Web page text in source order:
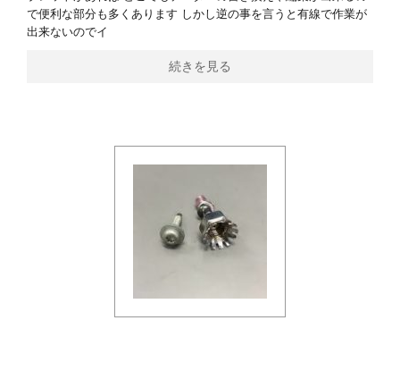
で便利な部分も多くあります しかし逆の事を言うと有線で作業が
出来ないのでイ
続きを見る